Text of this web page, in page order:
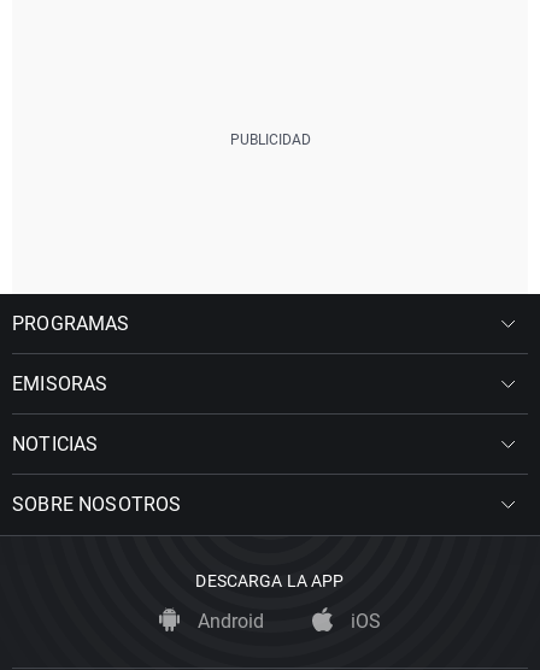
PROGRAMAS
EMISORAS
NOTICIAS
SOBRE NOSOTROS
DESCARGA LA APP
Android iOS